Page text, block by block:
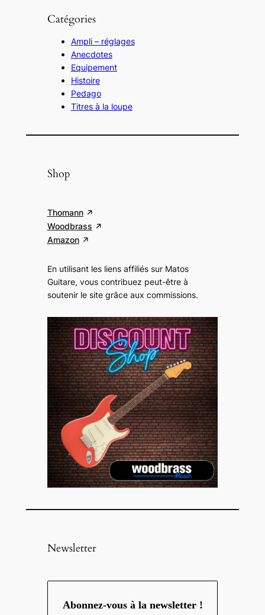
Catégories
Ampli – réglages
Anecdotes
Equipement
Histoire
Pedago
Titres à la loupe
Shop
Thomann
Woodbrass
Amazon
En utilisant les liens affiliés sur Matos
Guitare, vous contribuez peut-être à
soutenir le site grâce aux commissions.
Newsletter
Abonnez-vous à la newsletter !